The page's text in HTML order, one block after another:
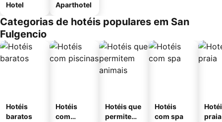
Hotel Aparthotel
Categorias de hotéis populares em San
Fulgencio
Hotéis
baratos
Hotéis
com
Hotéis que
permitem
Hotéis
com spa
praia